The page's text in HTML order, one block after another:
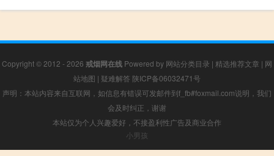
Copyright © 2012 - 2026 戒烟网在线 Powered by 网站分类目录 | 精选推荐文章 | 网
站地图 | 疑难解答 陕ICP备06032471号
声明：本站内容来自互联网，如信息有错误可发邮件到f_fb#foxmail.com说明，我们
会及时纠正，谢谢
本站仅为个人兴趣爱好，不接盈利性广告及商业合作
小男孩